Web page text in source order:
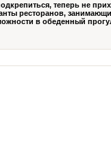
теперь не
ресторанов,
в обеденный